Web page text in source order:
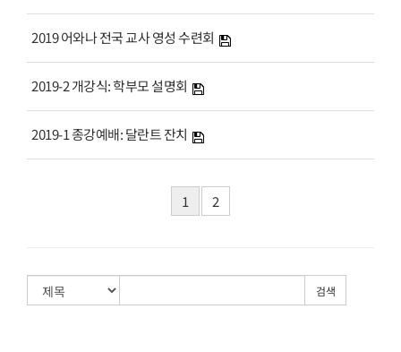
2019 어와나 전국 교사 영성 수련회
2019-2 개강식: 학부모 설명회
2019-1 종강예배: 달란트 잔치
1 2
검색